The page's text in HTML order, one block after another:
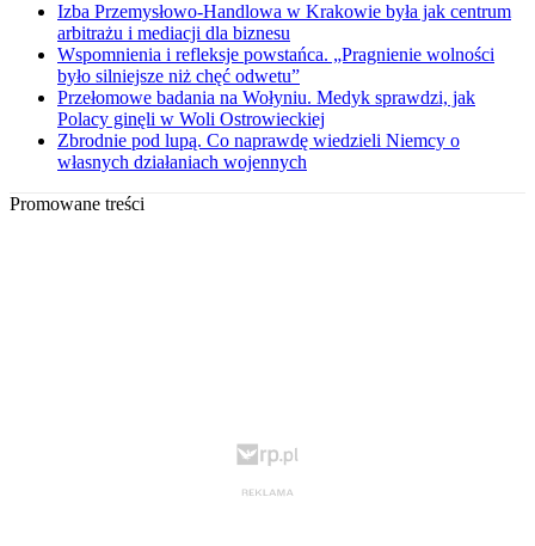
Izba Przemysłowo-Handlowa w Krakowie była jak centrum
arbitrażu i mediacji dla biznesu
Wspomnienia i refleksje powstańca. „Pragnienie wolności
było silniejsze niż chęć odwetu”
Przełomowe badania na Wołyniu. Medyk sprawdzi, jak
Polacy ginęli w Woli Ostrowieckiej
Zbrodnie pod lupą. Co naprawdę wiedzieli Niemcy o
własnych działaniach wojennych
Promowane treści